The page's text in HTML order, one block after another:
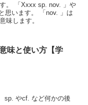
。 「Xxxx sp. nov. 」や
思います。 「nov. 」は
味します。
味と使い方【学
sp. やcf. など何かの後